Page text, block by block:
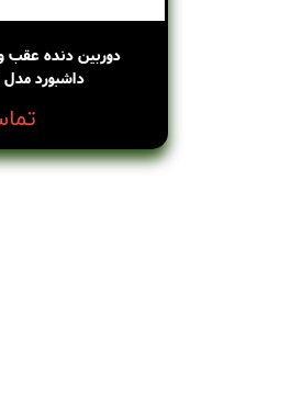
دوربین دنده عقب و
داشبورد مدل DASH-CAM-2021